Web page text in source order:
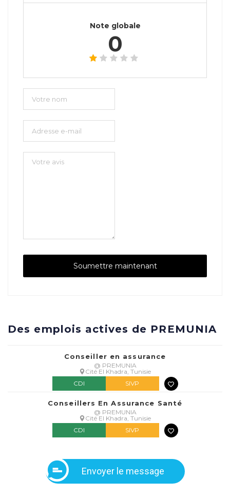
Note globale
0
Des emplois actives de PREMUNIA
Conseiller en assurance
@ PREMUNIA
Cité El Khadra, Tunisie
CDI
SIVP
Conseillers En Assurance Santé
@ PREMUNIA
Cité El Khadra, Tunisie
CDI
SIVP
Envoyer le message